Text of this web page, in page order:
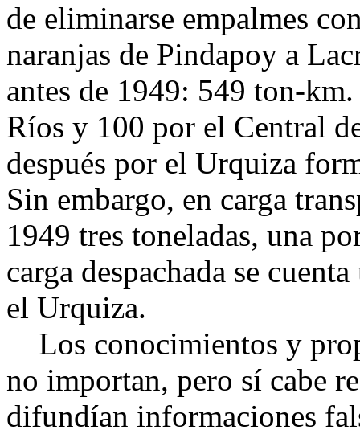
de eliminarse empalmes
naranjas de Pindapoy a
antes de 1949: 549 ton-
Ríos y 100 por el Central
después por el Urquiza
Sin embargo, en carga
1949 tres toneladas, una
carga despachada se
el Urquiza.
Los conocimientos y
no importan, pero sí cabe
difundían informaciones